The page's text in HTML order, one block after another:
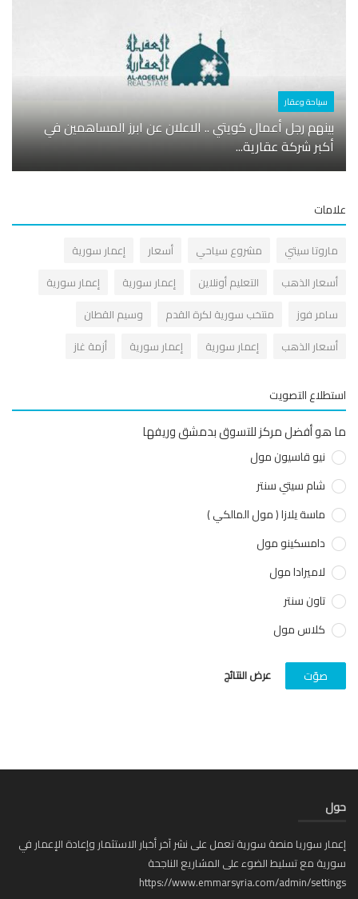
سياحة وعقار
بينهم رجل أعمال كويتي .. الاعلان عن ابرز المساهمين في
أكبر شركة عقارية...
سيتي مشروع سياحي أسعار
إعمار سورية
الذهب
التعليم أونلاين إعمار سورية
إعمار سورية
فوز
منتخب سورية لكرة القدم
وسيم القطان
الذهب
إعمار سورية إعمار سورية أزمة غاز
التصويت
أفضل مركز للتسوق بدمشق وريفها
نيو قاسيون مول
شام سيتي سنتر
ماسة يلازا ( مول المالكي )
دامسكينو مول
لاميرادا مول
تاون سنتر
كلاس مول
عرض النتائج
سوريا منصة سورية تعمل على نشر آخر أخبار الاستثمار وإعادة الإعمار في
مع تسليط الضوء على المشاريع الناجحة
https://www.emmarsyria.com/admin/